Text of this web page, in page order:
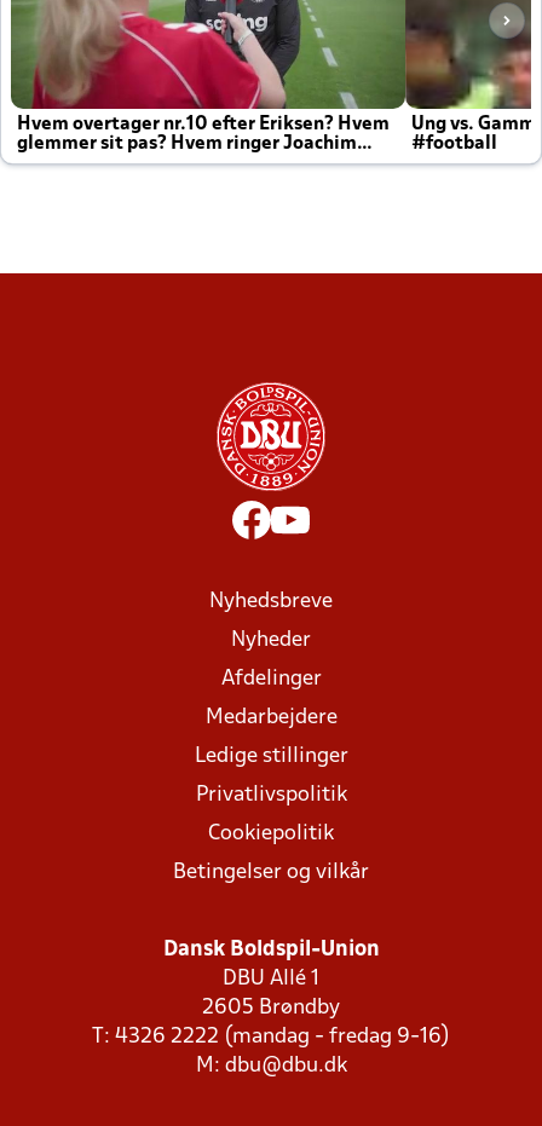
Hvem overtager nr.10 efter Eriksen? Hvem
glemmer sit pas? Hvem ringer Joachim
altid til efter kampe?
Ung vs.
#football
Nyhedsbreve
Nyheder
Afdelinger
Medarbejdere
Ledige stillinger
Privatlivspolitik
Cookiepolitik
Betingelser og vilkår
Dansk Boldspil-Union
DBU Allé 1
2605 Brøndby
T: 4326 2222 (mandag - fredag 9-16)
M: dbu@dbu.dk